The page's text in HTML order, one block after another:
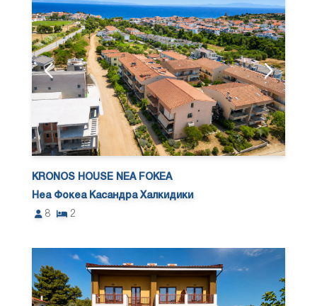
KRONOS HOUSE NEA FOKEA
Неа Фокеа Касандра Халкидики
8
2